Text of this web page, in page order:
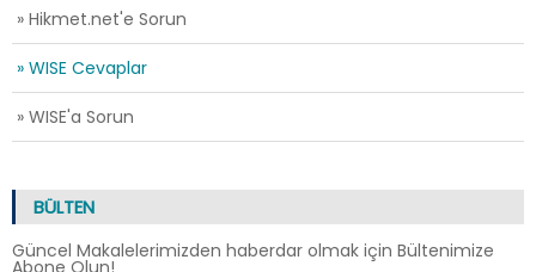
» Hikmet.net'e Sorun
» WISE Cevaplar
» WISE'a Sorun
BÜLTEN
Güncel Makalelerimizden haberdar olmak için Bültenimize
Abone Olun!